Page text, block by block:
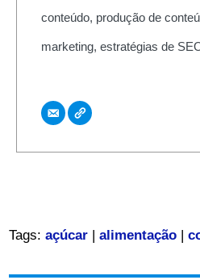
conteúdo, produção de
marketing, estratégias de
Tags: açúcar| alimentação|